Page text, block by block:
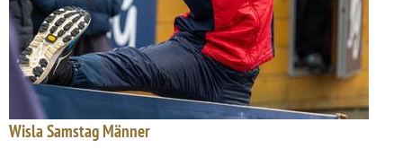
Wisla Samstag Männer